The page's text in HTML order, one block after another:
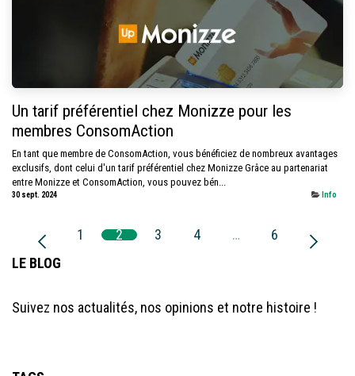
Un tarif préférentiel chez Monizze pour les
membres ConsomAction
En tant que membre de ConsomAction, vous bénéficiez de nombreux avantages
exclusifs, dont celui d'un tarif préférentiel chez Monizze Grâce au partenariat
entre Monizze et ConsomAction, vous pouvez bén...
30 sept. 2024 Info
1 2 3 4 …
6
LE BLOG
Suivez nos actualités, nos opinions et notre histoire !